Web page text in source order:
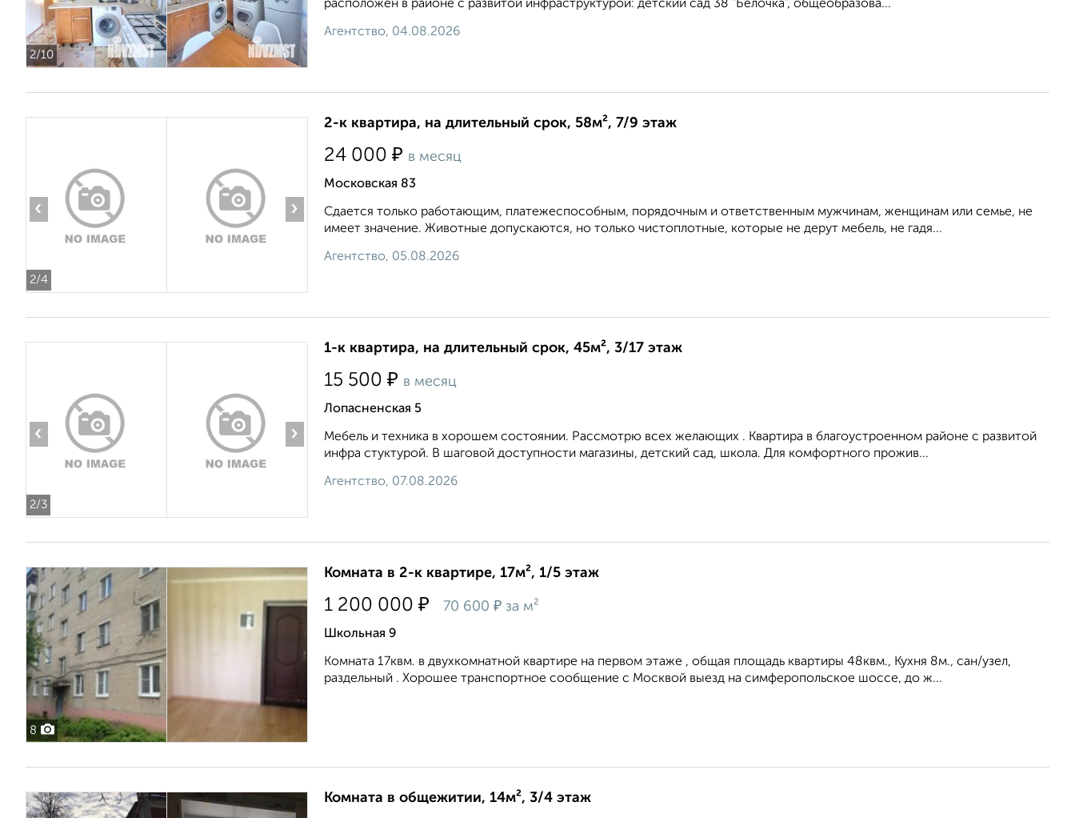
2/10
расположен в районе с развитой инфраструктурой: детский сад 38 "Белочка", общеобразова...
Агентство, 04.08.2026
2/4
‹ ›
2-к квартира, на длительный срок, 58м², 7/9 этаж
24 000 ₽ в месяц
Московская 83
Сдается только работающим, платежеспособным, порядочным и ответственным мужчинам, женщинам или семье, не
имеет значение. Животные допускаются, но только чистоплотные, которые не дерут мебель, не гадя...
Агентство, 05.08.2026
2/3
‹ ›
1-к квартира, на длительный срок, 45м², 3/17 этаж
15 500 ₽ в месяц
Лопасненская 5
Мебель и техника в хорошем состоянии. Рассмотрю всех желающих . Квартира в благоустроенном районе с развитой
инфра стуктурой. В шаговой доступности магазины, детский сад, школа. Для комфортного прожив...
Агентство, 07.08.2026
8
Комната в 2-к квартире, 17м², 1/5 этаж
1 200 000 ₽ 70 600 ₽ за м²
Школьная 9
Комната 17квм. в двухкомнатной квартире на первом этаже , общая площадь квартиры 48квм., Кухня 8м., сан/узел,
раздельный . Хорошее транспортное сообщение с Москвой выезд на симферопольское шоссе, до ж...
Комната в общежитии, 14м², 3/4 этаж